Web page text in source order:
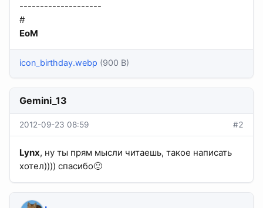
--------------------
#
EoM
icon_birthday.webp (900 B)
Gemini_13
2012-09-23 08:59 #2
Lynx, ну ты прям мысли читаешь, такое написать
хотел)))) спасибо🙂